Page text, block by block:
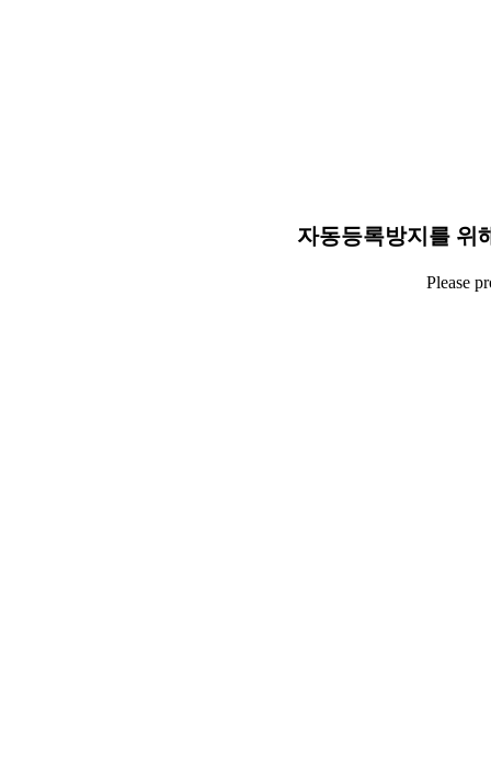
자동등록방지를 위
Please